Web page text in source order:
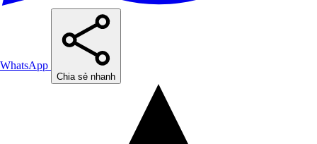
WhatsApp
Chia sẻ nhanh